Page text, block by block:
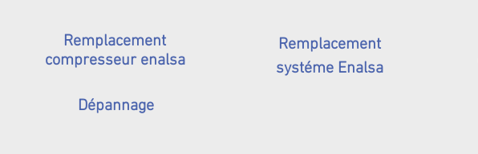
Remplacement
compresseur enalsa
Dépannage
Remplacement
systéme Enalsa